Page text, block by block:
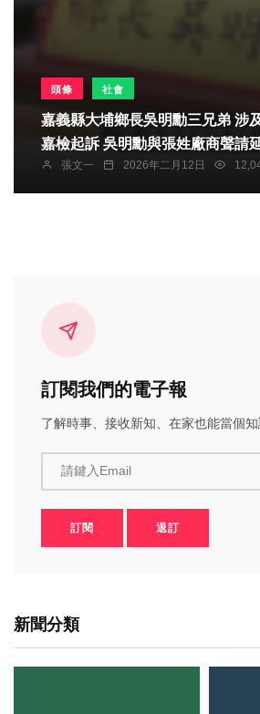
頭條 社會
嘉義縣大埔鄉長吳明勳三兄弟 涉及貪污治罪條例案
嘉檢起訴 吳明勳與張姓廠商聲請
張文一 2026年二月12日
訂閱我們的電子報
了解時事、接收新知、在家也能當個知
請鍵入Email
訂閱 退訂
新聞分類